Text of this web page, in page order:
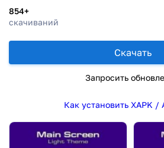
854+
скачиваний
Скачать
Запросить
Как установить XAPK /